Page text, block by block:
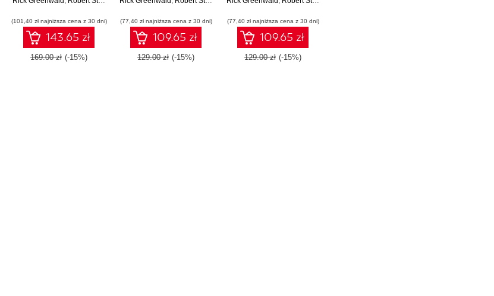
(101,40 zł najniższa cena z 30 dni)
143.65 zł
169.00 zł (-15%)
(77,40 zł najniższa cena z 30 dni)
109.65 zł
129.00 zł (-15%)
(77,40 zł najniższa cena z 30 dni)
109.65 zł
129.00 zł (-15%)